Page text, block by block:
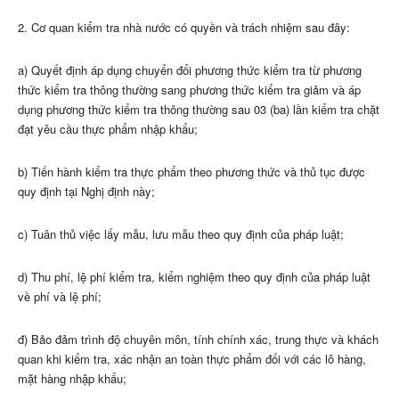
2. Cơ quan kiểm tra nhà nước có quyền và trách nhiệm sau đây:
a) Quyết định áp dụng chuyển đổi phương thức kiểm tra từ phương
thức kiểm tra thông thường sang phương thức kiểm tra giảm và áp
dụng phương thức kiểm tra thông thường sau 03 (ba) lần kiểm tra chặt
đạt yêu cầu thực phẩm nhập khẩu;
b) Tiến hành kiểm tra thực phẩm theo phương thức và thủ tục được
quy định tại Nghị định này;
c) Tuân thủ việc lấy mẫu, lưu mẫu theo quy định của pháp luật;
d) Thu phí, lệ phí kiểm tra, kiểm nghiệm theo quy định của pháp luật
về phí và lệ phí;
đ) Bảo đảm trình độ chuyên môn, tính chính xác, trung thực và khách
quan khi kiểm tra, xác nhận an toàn thực phẩm đối với các lô hàng,
mặt hàng nhập khẩu;